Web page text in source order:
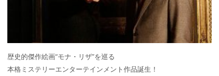
歴史的傑作絵画“モナ・リザ”を巡る
本格ミステリーエンターテインメント作品誕生！